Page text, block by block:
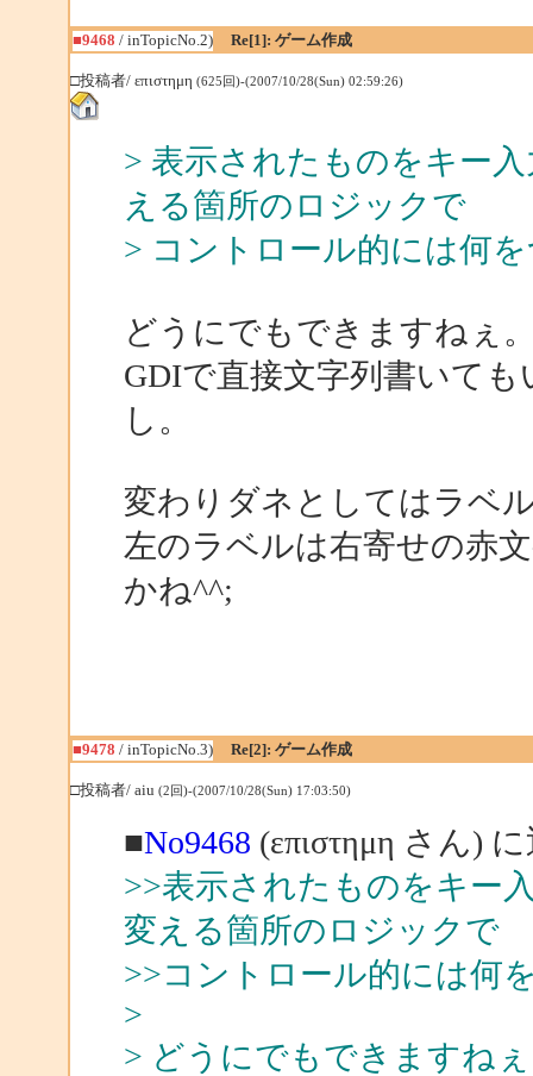
■9468 / inTopicNo.2) Re[1]: ゲーム作成
□投稿者/ επιστημη (625回)-(2007/10/28(Sun) 02:59:26)
> 表示されたものをキー
える箇所のロジックで
> コントロール的には何
どうにでもできますねぇ
GDIで直接文字列書いて
し。
変わりダネとしてはラベ
左のラベルは右寄せの赤
かね^^;
■9478 / inTopicNo.3) Re[2]: ゲーム作成
□投稿者/ aiu (2回)-(2007/10/28(Sun) 17:03:50)
■No9468 (επιστημη さん)
>>表示されたものをキー
変える箇所のロジックで
>>コントロール的には何
>
> どうにでもできますね